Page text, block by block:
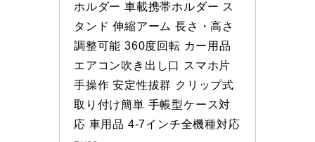
ホルダー 車載携帯ホルダー ス
タンド 伸縮アーム 長さ・高さ
調整可能 360度回転 カー用品
エアコン吹き出し口 スマホ片
手操作 安定性拔群 クリップ式
取り付け簡単 手帳型ケース対
応 車用品 4-7インチ全機種対応